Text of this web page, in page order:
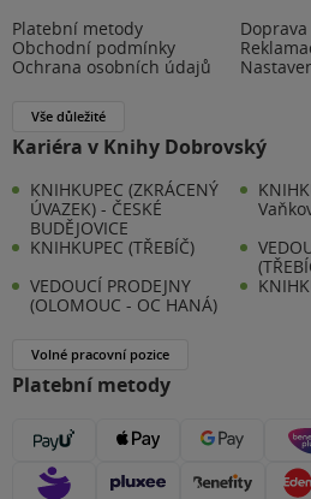
Platební metody
Doprava
Obchodní podmínky
Ochrana osobních údajů
Vše důležité
Kariéra v Knihy Dobrovský
KNIHKUPEC (ZKRÁCENÝ
ÚVAZEK) - ČESKÉ
BUDĚJOVICE
KNIHKUPEC (TŘEBÍČ)
VEDOUCÍ PRODEJNY
(OLOMOUC - OC HANÁ)
Volné pracovní pozice
Platební metody